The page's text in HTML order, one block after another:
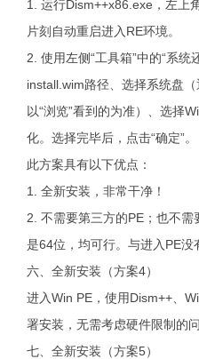
1. 运行Dism++x86.exe，左上
片刻自动重启进入RE环境。
2. 使用左侧“工具箱”中的“系
install.wim路径、选择系统盘
以“浏览”看到的为准）、选择
化。选择完毕后，点击“确定”。
此方案具有以下优点：
1. 全新安装，非常干净！
2. 不需要第三方的PE；也不
是64位，均可行。与进入PE没
六、全新安装（方案4）
进入Win PE，使用Dism++、
署安装，无需考虑硬件限制的问
七、全新安装（方案5）